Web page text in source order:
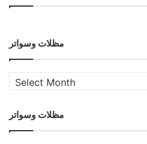
مظلات وسواتر
مظلات
وسواتر
مظلات وسواتر